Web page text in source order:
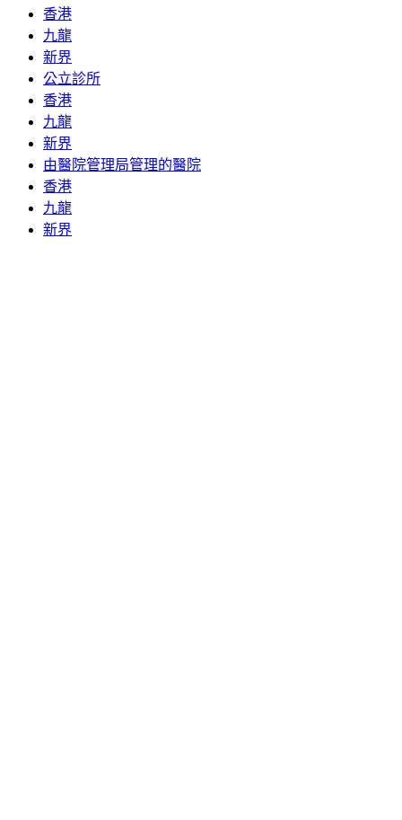
香港
九龍
新界
公立診所
香港
九龍
新界
由醫院管理局管理的醫院
香港
九龍
新界